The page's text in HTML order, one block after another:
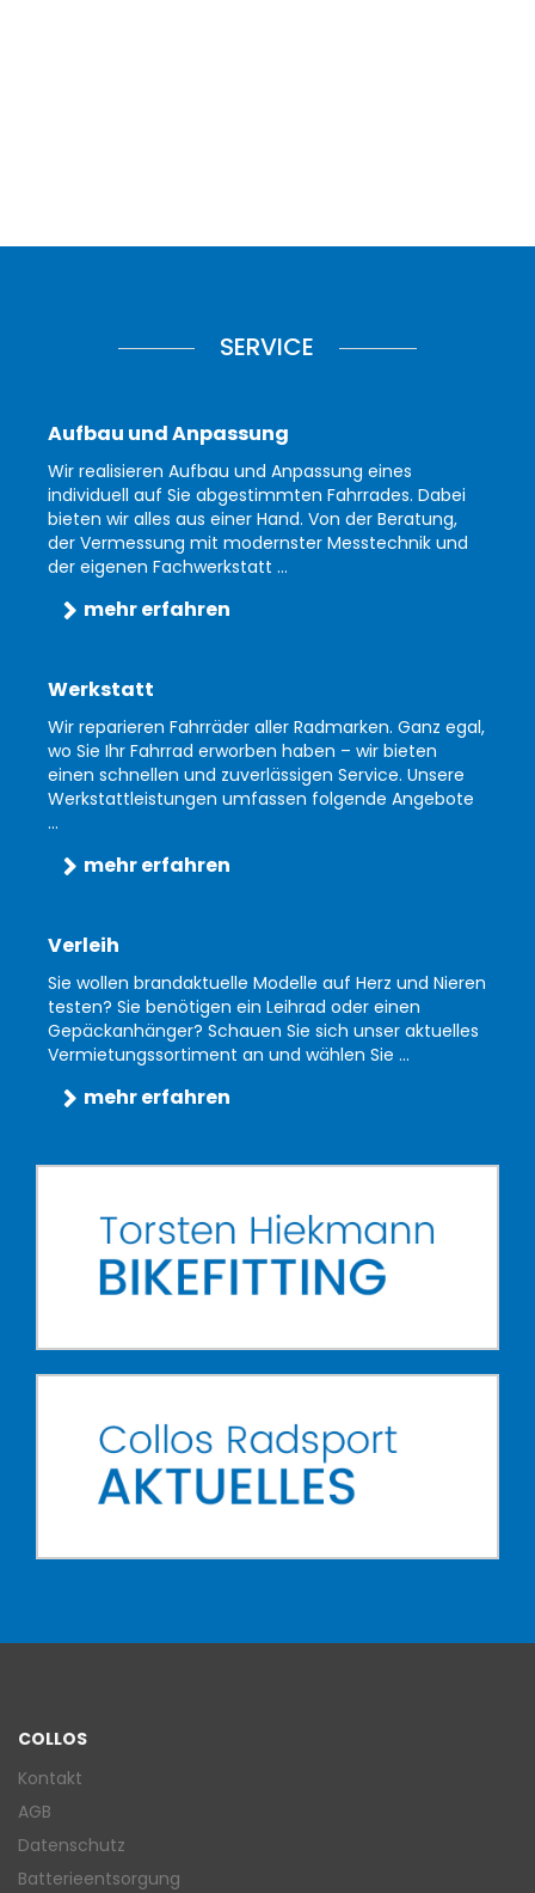
SERVICE
Aufbau und Anpassung
Wir realisieren Aufbau und Anpassung eines
individuell auf Sie abgestimmten Fahrrades. Dabei
bieten wir alles aus einer Hand. Von der Beratung,
der Vermessung mit modernster Messtechnik und
der eigenen Fachwerkstatt ...
mehr erfahren
Werkstatt
Wir reparieren Fahrräder aller Radmarken. Ganz egal,
wo Sie Ihr Fahrrad erworben haben – wir bieten
einen schnellen und zuverlässigen Service. Unsere
Werkstattleistungen umfassen folgende Angebote
...
mehr erfahren
Verleih
Sie wollen brandaktuelle Modelle auf Herz und Nieren
testen? Sie benötigen ein Leihrad oder einen
Gepäckanhänger? Schauen Sie sich unser aktuelles
Vermietungssortiment an und wählen Sie ...
mehr erfahren
COLLOS
Kontakt
AGB
Datenschutz
Batterieentsorgung